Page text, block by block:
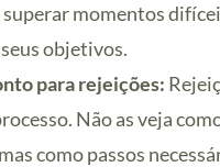
superar momentos
objetivos.
para rejeições:
Não as veja
como passos